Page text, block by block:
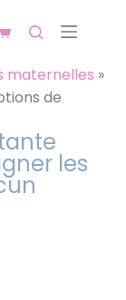
maternelles »
de
les